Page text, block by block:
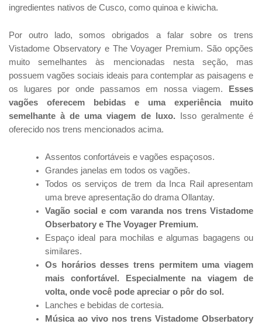
ingredientes nativos de Cusco, como quinoa e kiwicha.
Por outro lado, somos obrigados a falar sobre os trens
Vistadome Observatory e The Voyager Premium. São opções
muito semelhantes às mencionadas nesta seção, mas
possuem vagões sociais ideais para contemplar as paisagens e
os lugares por onde passamos em nossa viagem.
Esses
vagões oferecem bebidas e uma experiência muito
semelhante à de uma viagem de luxo. Isso geralmente é
oferecido nos trens mencionados acima.
Assentos confortáveis e vagões espaçosos.
Grandes janelas em todos os vagões.
Todos os serviços de trem da Inca Rail apresentam
uma breve apresentação do drama Ollantay.
Vagão social e com varanda nos trens Vistadome
Obserbatory e The Voyager Premium.
Espaço ideal para mochilas e algumas bagagens ou
similares.
Os horários desses trens permitem uma viagem
mais confortável. Especialmente na viagem de
volta, onde você pode apreciar o pôr do sol.
Lanches e bebidas de cortesia.
Música ao vivo nos trens Vistadome Obserbatory